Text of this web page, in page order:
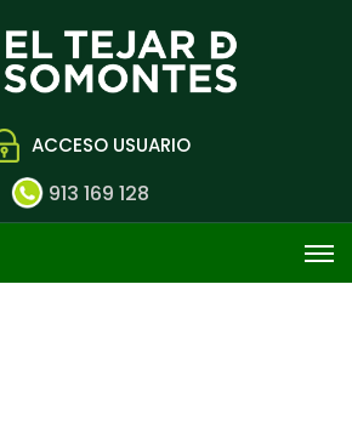
ACCESO USUARIO
913 169 128